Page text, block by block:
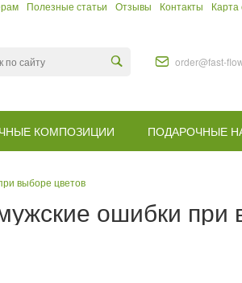
Полезные статьи Отзывы Контакты Карта
order@fast-
КОМПОЗИЦИИ ПОДАРОЧНЫЕ
выборе цветов
ошибки при